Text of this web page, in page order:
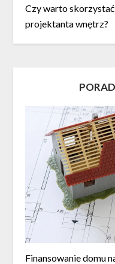
Czy warto
projektanta wnętrz?
Finansowanie domu